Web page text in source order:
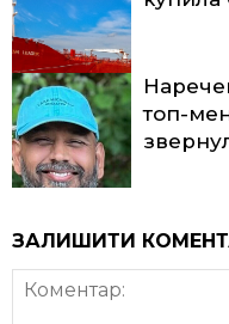
топ-
ЗАЛИШИТИ